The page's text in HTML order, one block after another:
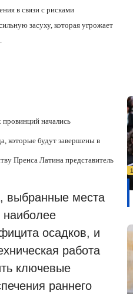
в связи с рисками
засуху, которая угрожает
начались
которые будут завершены в
Пренса Латина представитель
выбранные места
осадков, и
работа
ключевые
раннего